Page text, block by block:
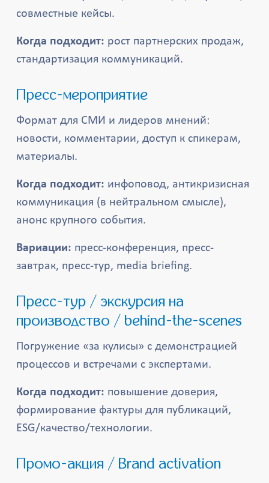
совместные кейсы.
Когда подходит: рост партнерских продаж,
стандартизация коммуникаций.
Пресс-мероприятие
Формат для СМИ и лидеров мнений:
новости, комментарии, доступ к спикерам,
материалы.
Когда подходит: инфоповод, антикризисная
коммуникация (в нейтральном смысле),
анонс крупного события.
Вариации: пресс-конференция, пресс-
завтрак, пресс-тур, media briefing.
Пресс-тур / экскурсия на
производство / behind-the-scenes
Погружение «за кулисы» с демонстрацией
процессов и встречами с экспертами.
Когда подходит: повышение доверия,
формирование фактуры для публикаций,
ESG/качество/технологии.
Промо-акция / Brand activation